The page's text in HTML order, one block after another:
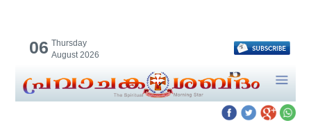
06 Thursday
August 2026